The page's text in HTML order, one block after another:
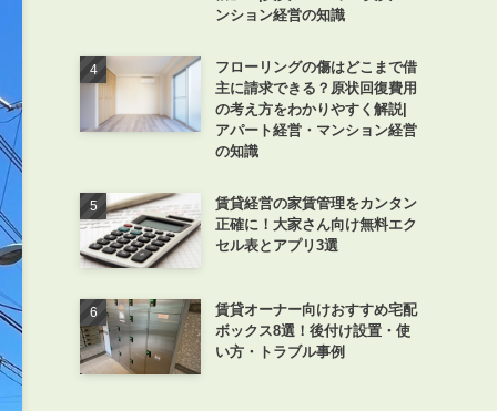
ンション経営の知識
フローリングの傷はどこまで借
主に請求できる？原状回復費用
の考え方をわかりやすく解説|
アパート経営・マンション経営
の知識
賃貸経営の家賃管理をカンタン
正確に！大家さん向け無料エク
セル表とアプリ3選
賃貸オーナー向けおすすめ宅配
ボックス8選！後付け設置・使
い方・トラブル事例